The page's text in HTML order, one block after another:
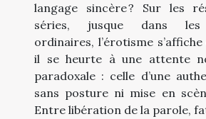
langage sincère ? Sur les
séries, jusque dans les
ordinaires, l’érotisme
il se heurte à une attente
paradoxale : celle d’une
sans posture ni mise en
Entre libération de la parole,